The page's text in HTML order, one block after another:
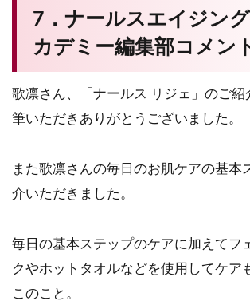
7．ナールスエイジン
カデミー編集部コメン
歌凛さん、「ナールス リジェ」のご紹
筆いただきありがとうございました。
また歌凛さんの毎日のお肌ケアの基本
介いただきました。
毎日の基本ステップのケアに加えてフ
クやホットタオルなどを使用してケア
このこと。